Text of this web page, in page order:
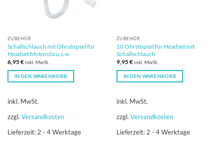
ZUBEHÖR
Schallschlauch mit Ohrstöpsel für
Headset Motorola u.s.w
6,95€inkl. MwSt.
IN DEN WARENKORB
inkl. MwSt.
zzgl. Versandkosten
Lieferzeit:2 - 4 Werktage
ZUBEHÖR
10 Ohrstöpsel für Headset mit
Schallschlauch
9,95€inkl. MwSt.
IN DEN WARENKORB
inkl. MwSt.
zzgl. Versandkosten
Lieferzeit:2 - 4 Werktage